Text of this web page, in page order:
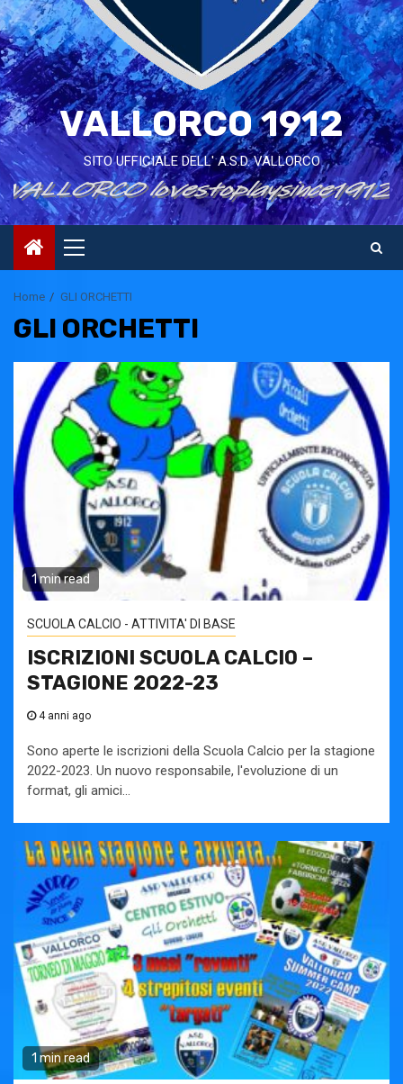
VALLORCO 1912
SITO UFFICIALE DELL' A.S.D. VALLORCO
Primary
Menu
Home GLI ORCHETTI
GLI ORCHETTI
1 min read
SCUOLA CALCIO - ATTIVITA' DI BASE
ISCRIZIONI SCUOLA CALCIO –
STAGIONE 2022-23
4 anni ago
Sono aperte le iscrizioni della Scuola Calcio per la stagione
2022-2023. Un nuovo responsabile, l'evoluzione di un
format, gli amici...
1 min read